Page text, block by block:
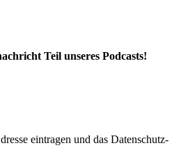
Teil unseres Podcasts!
eintragen und das Datenschutz-